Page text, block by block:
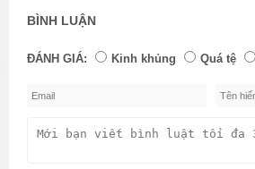
BÌNH LUẬN
ĐÁNH GIÁ: Kinh khủng Quá tệ